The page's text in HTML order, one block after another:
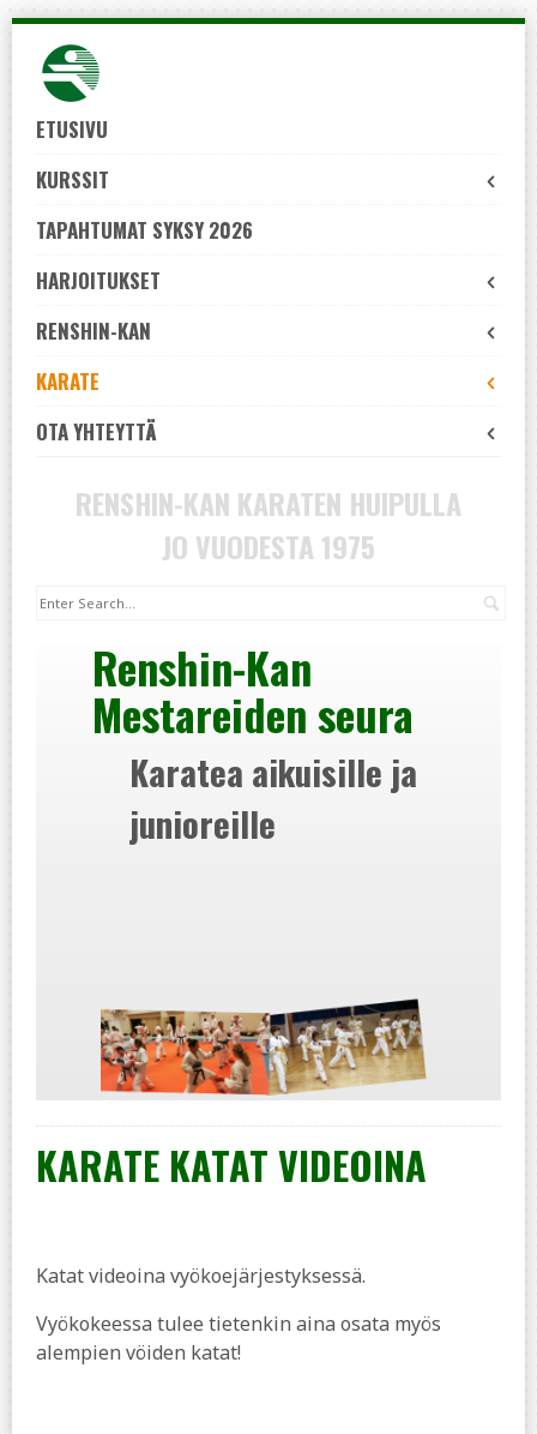
navigation
Skip
content
ETUSIVU
KURSSIT
TAPAHTUMAT SYKSY 2026
HARJOITUKSET
RENSHIN-KAN
KARATE
OTA YHTEYTTÄ
RENSHIN-KAN KARATEN HUIPULLA
JO VUODESTA 1975
Renshin-Kan
Mestareiden seura
Karatea aikuisille ja
junioreille
KARATE KATAT VIDEOINA
Katat videoina vyökoejärjestyksessä.
Vyökokeessa tulee tietenkin aina osata myös
alempien vöiden katat!